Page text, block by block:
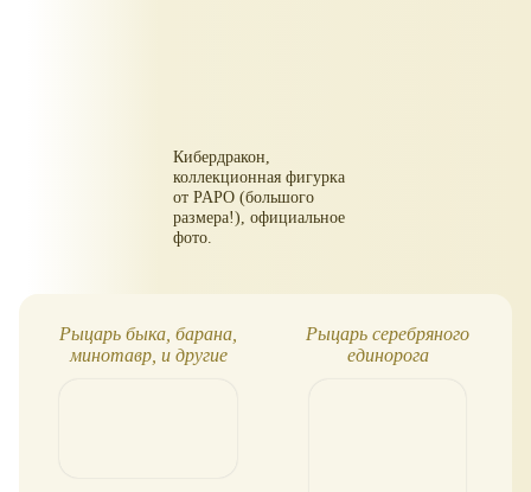
Кибердракон,
коллекционная фигурка
от PAPO (большого
размера!), официальное
фото.
Рыцарь быка, барана,
минотавр, и другие
Рыцарь серебряного
единорога